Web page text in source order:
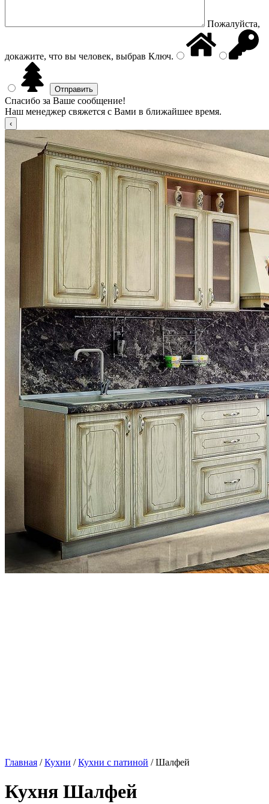
Пожалуйста,
докажите, что вы человек, выбрав Ключ.
Спасибо за Ваше сообщение!
Наш менеджер свяжется с Вами в ближайшее время.
Главная /Кухни /Кухни с патиной / Шалфей
Кухня Шалфей